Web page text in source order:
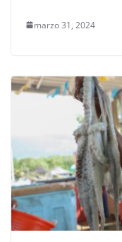
marzo 31, 2024